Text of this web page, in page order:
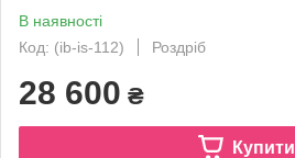
В наявності
Код: (ib-is-112)
Роздріб
28 600 ₴
Купити